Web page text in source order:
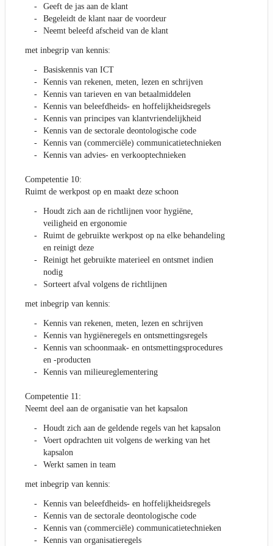
Geeft de jas aan de klant
Begeleidt de klant naar de voordeur
Neemt beleefd afscheid van de klant
met inbegrip van kennis:
Basiskennis van ICT
Kennis van rekenen, meten, lezen en schrijven
Kennis van tarieven en van betaalmiddelen
Kennis van beleefdheids- en hoffelijkheidsregels
Kennis van principes van klantvriendelijkheid
Kennis van de sectorale deontologische code
Kennis van (commerciële) communicatietechnieken
Kennis van advies- en verkooptechnieken
Competentie 10:
Ruimt de werkpost op en maakt deze schoon
Houdt zich aan de richtlijnen voor hygiëne,
veiligheid en ergonomie
Ruimt de gebruikte werkpost op na elke behandeling
en reinigt deze
Reinigt het gebruikte materieel en ontsmet indien
nodig
Sorteert afval volgens de richtlijnen
met inbegrip van kennis:
Kennis van rekenen, meten, lezen en schrijven
Kennis van hygiëneregels en ontsmettingsregels
Kennis van schoonmaak- en ontsmettingsprocedures
en -producten
Kennis van milieureglementering
Competentie 11:
Neemt deel aan de organisatie van het kapsalon
Houdt zich aan de geldende regels van het kapsalon
Voert opdrachten uit volgens de werking van het
kapsalon
Werkt samen in team
met inbegrip van kennis:
Kennis van beleefdheids- en hoffelijkheidsregels
Kennis van de sectorale deontologische code
Kennis van (commerciële) communicatietechnieken
Kennis van organisatieregels